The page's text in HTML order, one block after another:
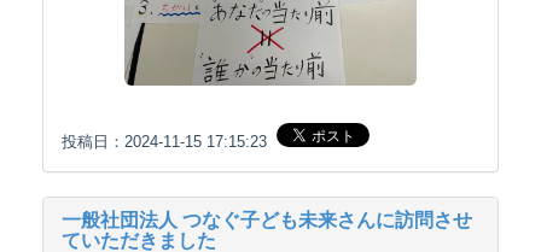
投稿日：2024-11-15 17:15:23
一般社団法人 つなぐ子ども未来さんに訪問させ
ていただきました